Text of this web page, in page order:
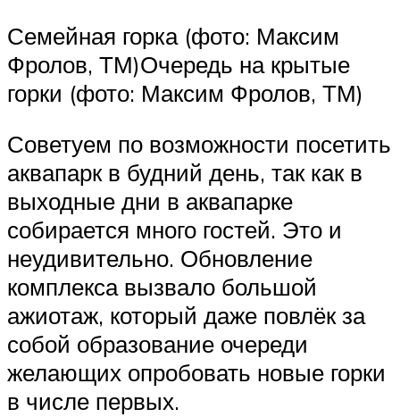
Семейная горка (фото: Максим
Фролов, ТМ)Очередь на крытые
горки (фото: Максим Фролов, ТМ)
Советуем по возможности посетить
аквапарк в будний день, так как в
выходные дни в аквапарке
собирается много гостей. Это и
неудивительно. Обновление
комплекса вызвало большой
ажиотаж, который даже повлёк за
собой образование очереди
желающих опробовать новые горки
в числе первых.